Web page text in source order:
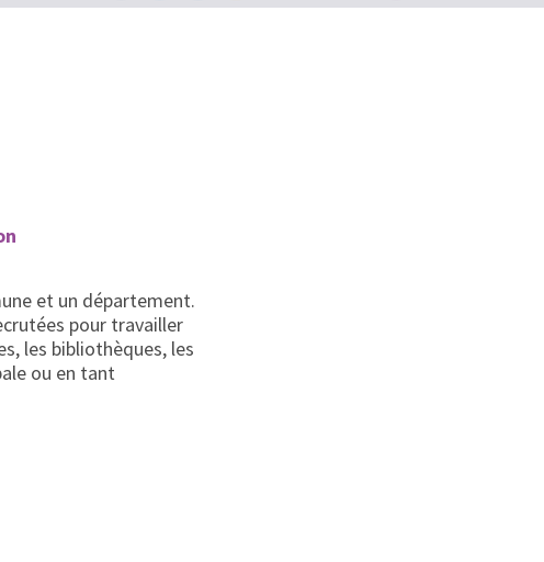
et un département.
pour travailler
les bibliothèques, les
ou en tant